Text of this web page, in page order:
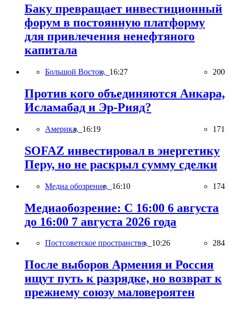
Баку превращает инвестиционный
форум в постоянную платформу
для привлечения ненефтяного
капитала
Большой Восток, 16:27 200
Против кого объединяются Анкара,
Исламабад и Эр-Рияд?
Америка, 16:19 171
SOFAZ инвестировал в энергетику
Перу, но не раскрыл сумму сделки
Медиа обозрение, 16:10 174
Медиаобозрение: С 16:00 6 августа
до 16:00 7 августа 2026 года
Постсоветское пространство, 10:26 284
После выборов Армения и Россия
ищут путь к разрядке, но возврат к
прежнему союзу маловероятен